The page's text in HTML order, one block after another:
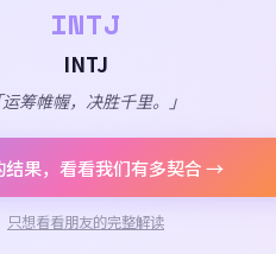
INTJ
INTJ
运筹帷幄，决胜千里。」
结果，看看我们有多契合 →
只想看看朋友的完整解读